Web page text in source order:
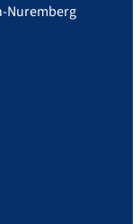
Nuremberg